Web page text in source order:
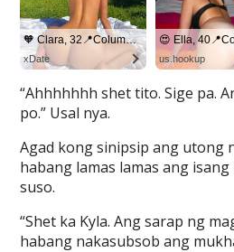
“Ahhhhhhh shet tito. Sige pa.
po.” Usal nya.
Agad kong sinipsip ang utong
habang lamas lamas ang
suso.
“Shet ka Kyla. Ang sarap ng
habang nakasubsob ang